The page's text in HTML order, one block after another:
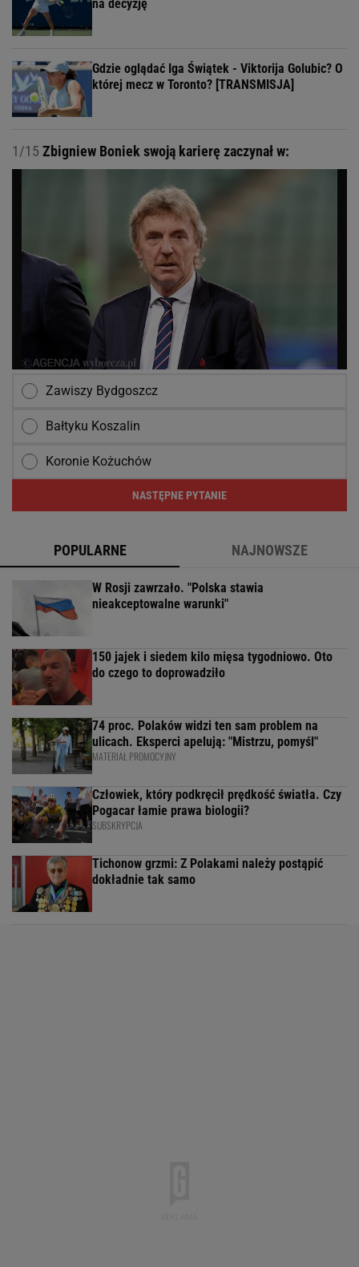
na decyzję
Gdzie oglądać Iga Świątek - Viktorija Golubic? O
której mecz w Toronto? [TRANSMISJA]
1/15 Zbigniew Boniek swoją karierę zaczynał w:
Zawiszy Bydgoszcz
Bałtyku Koszalin
Koronie Kożuchów
NASTĘPNE PYTANIE
POPULARNE NAJNOWSZE
W Rosji zawrzało. "Polska stawia
nieakceptowalne warunki"
150 jajek i siedem kilo mięsa tygodniowo. Oto
do czego to doprowadziło
74 proc. Polaków widzi ten sam problem na
ulicach. Eksperci apelują: "Mistrzu, pomyśl"
MATERIAŁ PROMOCYJNY
Człowiek, który podkręcił prędkość światła. Czy
Pogacar łamie prawa biologii?
SUBSKRYPCJA
Tichonow grzmi: Z Polakami należy postąpić
dokładnie tak samo